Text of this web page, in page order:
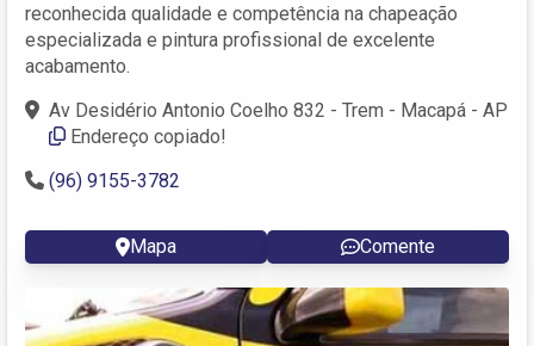
reconhecida qualidade e competência na chapeação
especializada e pintura profissional de excelente
acabamento.
Av Desidério Antonio Coelho 832 - Trem - Macapá - AP
Endereço copiado!
(96) 9155-3782
Mapa Comente